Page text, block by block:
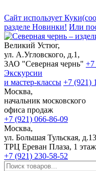
Сайт использует
разделе Новинки! Или
Великий Устюг,
ул. А.Угловского, д.1,
ЗАО "Северная чернь" +7
Экскурсии
и мастер-классы +7 (921)
Москва,
начальник московского
офиса продаж
+7 (921) 066-86-09
Москва,
ул. Большая Тульская, д.13
ТРЦ Ереван Плаза, 1 этаж
+7 (921) 230-58-52